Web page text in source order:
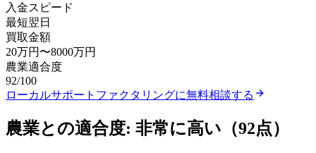
入金スピード
最短翌日
買取金額
20万円 〜8000万円
農業適合度
92/100
ローカルサポートファクタリングに無料相談する
農業との適合度: 非常に高い （92点）